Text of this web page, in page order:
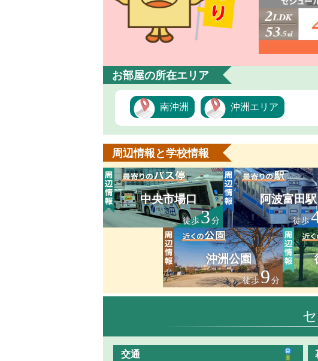
お部屋の所在エリア
南沖洲 沖洲エリア
周辺情報と学校情報
中央市場口
徒歩3分
阿波富田駅
徒歩
沖洲公園
徒歩9分
交通